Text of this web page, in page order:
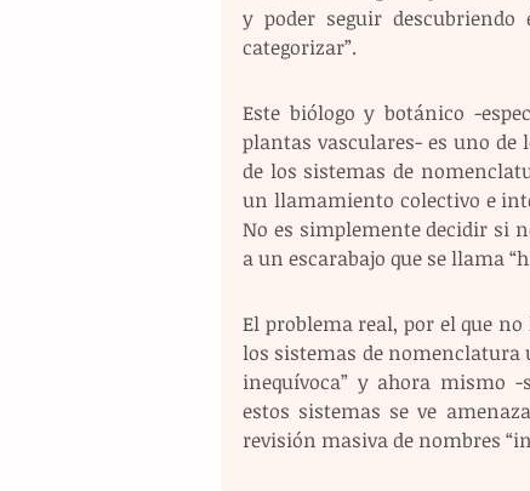
y poder seguir
categorizar”.
Este biólogo y botánico -
plantas vasculares- es uno
de los sistemas de
un llamamiento colectivo e
No es simplemente decidir si
a un escarabajo que se llama
El problema real, por el que
los sistemas de
inequívoca” y ahora mismo
estos sistemas se ve
revisión masiva de nombres